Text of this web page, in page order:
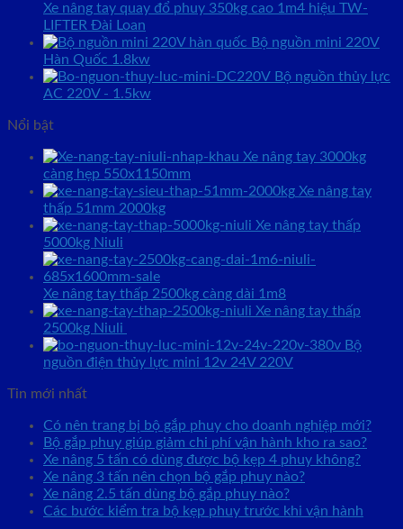
Xe nâng tay quay đổ phuy 350kg cao 1m4 hiệu TW-
LIFTER Đài Loan
Bộ nguồn mini 220V
Hàn Quốc 1.8kw
Bộ nguồn thủy lực
AC 220V - 1.5kw
Nổi bật
Xe nâng tay 3000kg
càng hẹp 550x1150mm
Xe nâng tay
thấp 51mm 2000kg
Xe nâng tay thấp
5000kg Niuli
Xe nâng tay thấp 2500kg càng dài 1m8
Xe nâng tay thấp
2500kg Niuli
Bộ
nguồn điện thủy lực mini 12v 24V 220V
Tin mới nhất
Có nên trang bị bộ gắp phuy cho doanh nghiệp mới?
Bộ gắp phuy giúp giảm chi phí vận hành kho ra sao?
Xe nâng 5 tấn có dùng được bộ kẹp 4 phuy không?
Xe nâng 3 tấn nên chọn bộ gắp phuy nào?
Xe nâng 2.5 tấn dùng bộ gắp phuy nào?
Các bước kiểm tra bộ kẹp phuy trước khi vận hành